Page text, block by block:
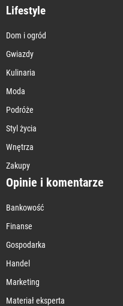
Lifestyle
Dom i ogród
Gwiazdy
Kulinaria
Moda
Podróże
Styl życia
Wnętrza
Zakupy
Opinie i komentarze
Bankowość
Finanse
Gospodarka
Handel
Marketing
Materiał eksperta